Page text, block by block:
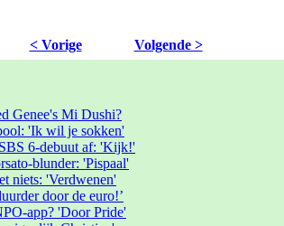
< Vorige
Volgende >
Genee's Mi Dushi?
'Ik wil je sokken'
6-debuut af: 'Kijk!'
blunder: 'Pispaal'
niets: 'Verdwenen'
door de euro!’
app? 'Door Pride'